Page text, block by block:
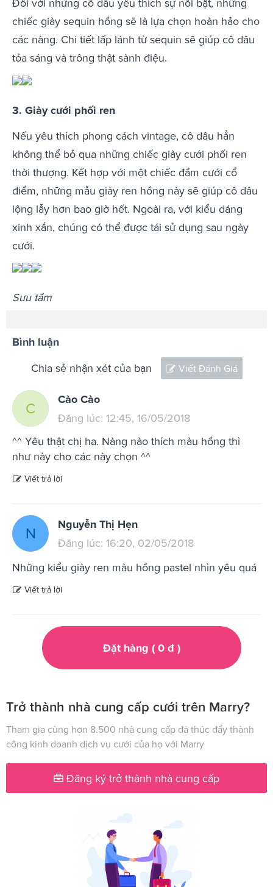
Đối với những cô dâu yêu thích sự nổi bật, những
chiếc giày sequin hồng sẽ là lựa chọn hoàn hảo cho
các nàng. Chi tiết lấp lánh từ sequin sẽ giúp cô dâu
tỏa sáng và trông thật sành điệu.
3. Giày cưới phối ren
Nếu yêu thích phong cách vintage, cô dâu hẳn
không thể bỏ qua những chiếc giày cưới phối ren
thời thượng. Kết hợp với một chiếc đầm cưới cổ
điểm, những mẫu giày ren hồng này sẽ giúp cô dâu
lộng lẫy hơn bao giờ hết. Ngoài ra, với kiểu dáng
xinh xắn, chúng có thể được tái sử dụng sau ngày
cưới.
Sưu tầm
Bình luận
Chia sẻ nhận xét của bạn Viết Đánh Giá
C
Cào Cào
Đăng lúc: 12:45, 16/05/2018
^^ Yêu thật chị ha. Nàng nào thích màu hồng thì
như này cho các này chọn ^^
Viết trả lời
N
Nguyễn Thị Hẹn
Đăng lúc: 16:20, 02/05/2018
Những kiểu giày ren màu hồng pastel nhìn yêu quá
Viết trả lời
Đặt hàng ( 0đ )
Trở thành nhà cung cấp cưới trên Marry?
Tham gia cùng hơn 8.500 nhà cung cấp đã thúc đẩy thành
công kinh doanh dịch vụ cưới của họ với Marry
Đăng ký trở thành nhà cung cấp